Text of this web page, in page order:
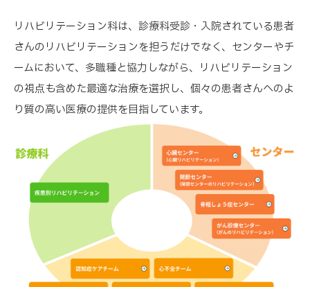
リハビリテーション科は、診療科受診・入院されている患者
さんのリハビリテーションを担うだけでなく、センターやチ
ームにおいて、多職種と協力しながら、リハビリテーション
の視点も含めた最適な治療を選択し、個々の患者さんへのよ
り質の高い医療の提供を目指しています。